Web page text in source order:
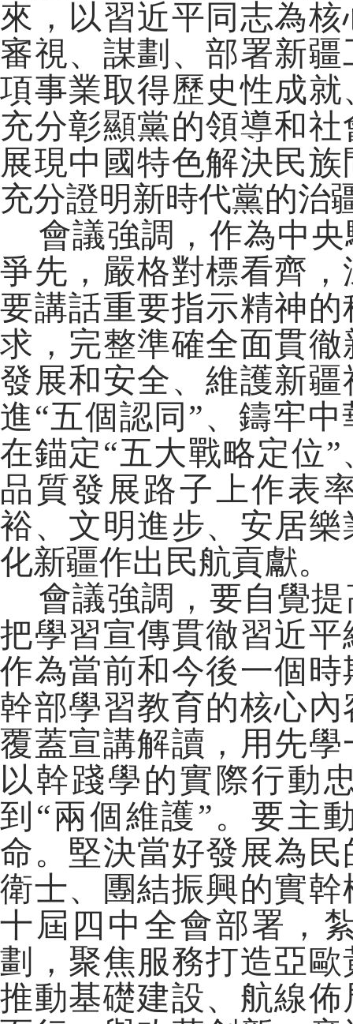
來，以習近平同志為
審視、謀劃、部署新
項事業取得歷史性成
充分彰顯黨的領導和
展現中國特色解決民
充分證明新時代黨的治
會議強調，作為中央
爭先，嚴格對標看齊
要講話重要指示精神
求，完整準確全面貫
發展和安全、維護新
進“五個認同”、鑄牢
在錨定“五大戰略定位
品質發展路子上作表
裕、文明進步、安居
化新疆作出民航貢獻。
會議強調，要自覺提
把學習宣傳貫徹習近
作為當前和今後一個
幹部學習教育的核心
覆蓋宣講解讀，用先
以幹踐學的實際行動
到“兩個維護”。要主
命。堅決當好發展為
衛士、團結振興的實
十屆四中全會部署，
劃，聚焦服務打造亞
推動基礎建設、航線